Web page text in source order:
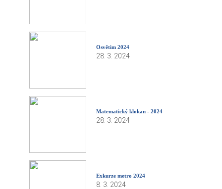
Osvětim 2024
28. 3. 2024
Matematický klokan - 2024
28. 3. 2024
Exkurze metro 2024
8. 3. 2024